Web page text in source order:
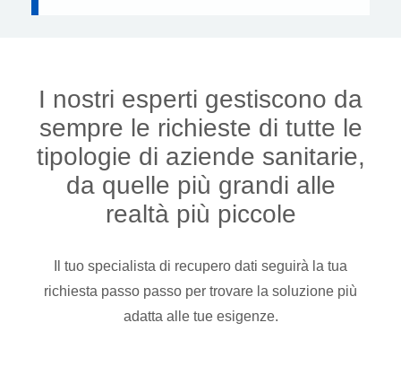
I nostri esperti gestiscono da
sempre le richieste di tutte le
tipologie di aziende sanitarie,
da quelle più grandi alle
realtà più piccole
Il tuo specialista di recupero dati seguirà la tua
richiesta passo passo per trovare la soluzione più
adatta alle tue esigenze.